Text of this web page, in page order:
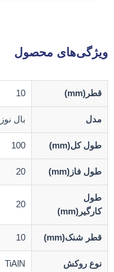
ویژگی‌های محصول
قطر(mm) 10
مدل بال نوز
طول کل(mm) 100
طول فاز(mm) 20
طول
کارگیر(mm)
20
قطر شنک(mm) 10
نوع روکش TiAlN